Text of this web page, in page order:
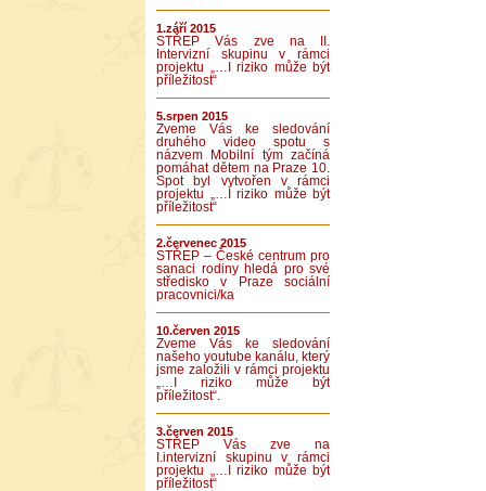
1.září 2015
STŘEP Vás zve na II.
Intervizní skupinu v rámci
projektu „…I riziko může být
příležitost“
5.srpen 2015
Zveme Vás ke sledování
druhého video spotu s
názvem Mobilní tým začíná
pomáhat dětem na Praze 10.
Spot byl vytvořen v rámci
projektu „…I riziko může být
příležitost“
2.červenec 2015
STŘEP – České centrum pro
sanaci rodiny hledá pro své
středisko v Praze sociální
pracovnici/ka
10.červen 2015
Zveme Vás ke sledování
našeho youtube kanálu, který
jsme založili v rámci projektu
„…I riziko může být
příležitost“.
3.červen 2015
STŘEP Vás zve na
I.intervizní skupinu v rámci
projektu „…I riziko může být
příležitost“